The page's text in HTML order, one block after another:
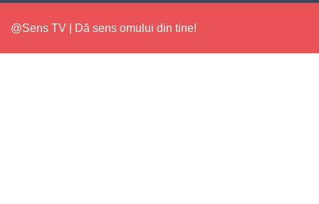
@Sens TV | Dă sens omului din tine!